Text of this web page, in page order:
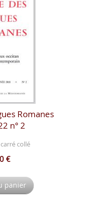
Romanes
n° 2
collé
€
panier